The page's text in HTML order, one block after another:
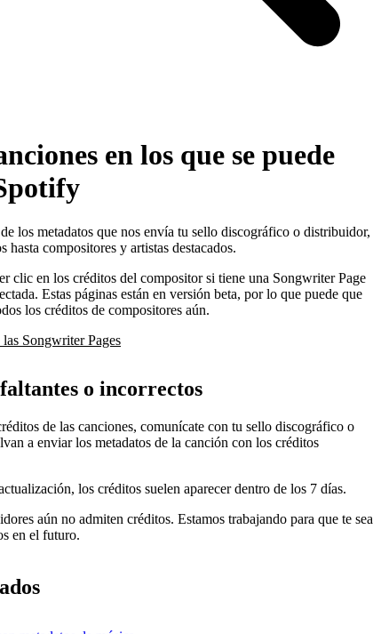
en los que se puede
los metadatos que nos envía tu sello discográfico o distribuidor,
hasta compositores y artistas destacados.
clic en los créditos del compositor si tiene una Songwriter Page
Estas páginas están en versión beta, por lo que puede que
los créditos de compositores aún.
Songwriter Pages
o incorrectos
de las canciones, comunícate con tu sello discográfico o
a enviar los metadatos de la canción con los créditos
los créditos suelen aparecer dentro de los 7 días.
aún no admiten créditos. Estamos trabajando para que te sea
en el futuro.